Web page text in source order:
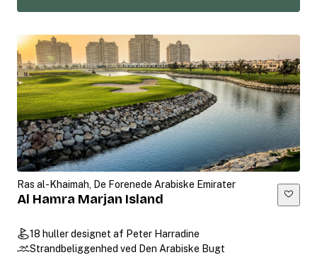
Ras al-Khaimah, De Forenede Arabiske Emirater
Al Hamra Marjan Island
18 huller designet af Peter Harradine
Strandbeliggenhed ved Den Arabiske Bugt